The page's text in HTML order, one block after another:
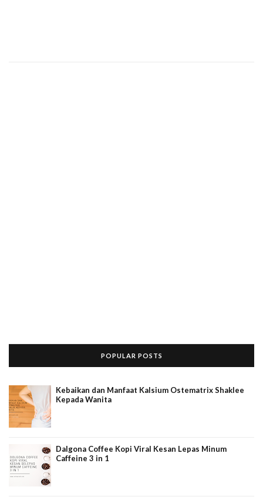
POPULAR POSTS
Kebaikan dan Manfaat Kalsium Ostematrix Shaklee
Kepada Wanita
Dalgona Coffee Kopi Viral Kesan Lepas Minum
Caffeine 3 in 1